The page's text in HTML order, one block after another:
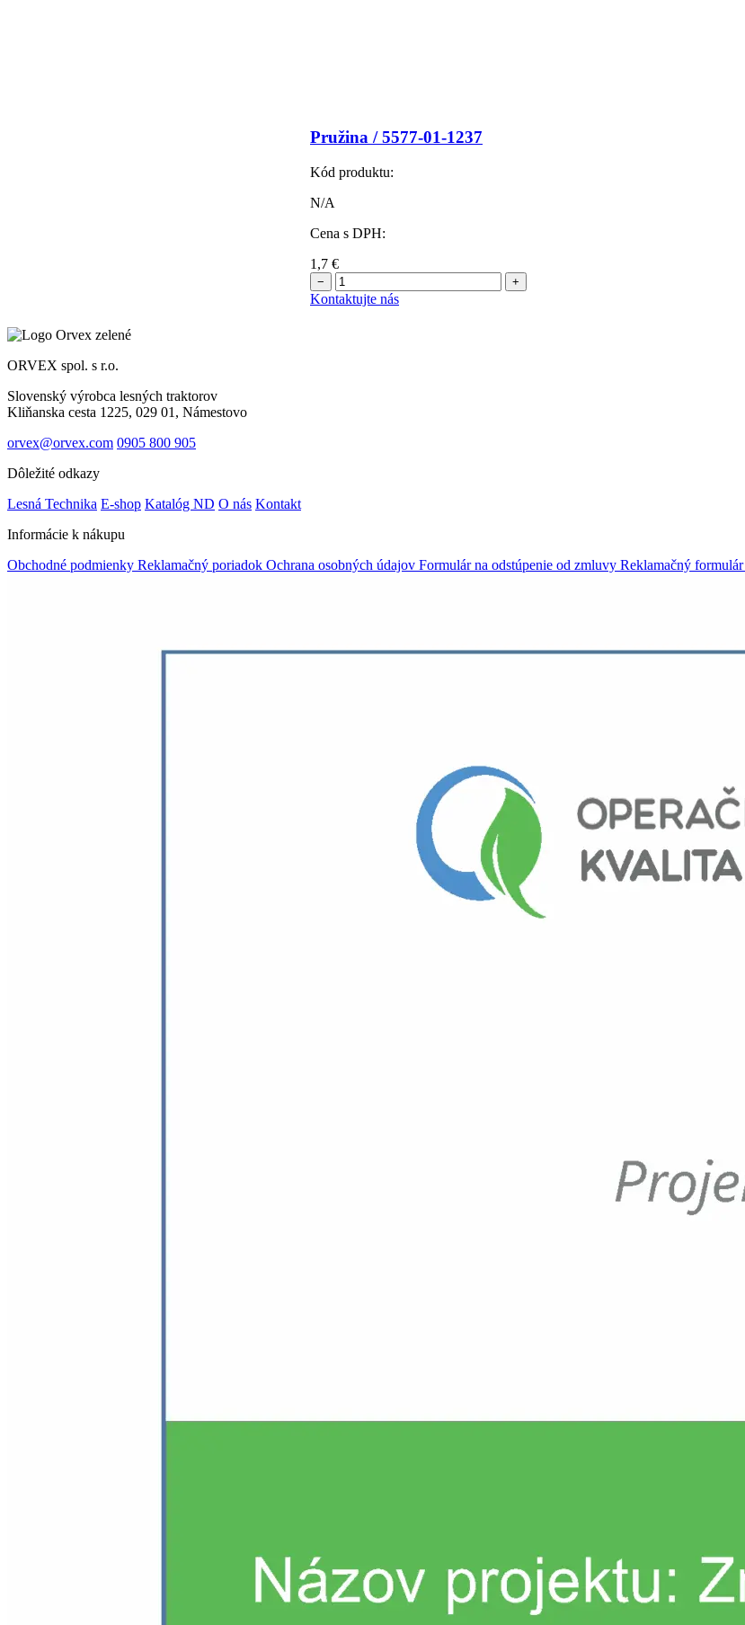
Pružina / 5577-01-1237
Kód produktu:
N/A
Cena s DPH:
1,7 €
− +
Kontaktujte nás
ORVEX spol. s r.o.
Slovenský výrobca lesných traktorov
Kliňanska cesta 1225, 029 01, Námestovo
orvex@orvex.com 0905 800 905
Dôležité odkazy
Lesná Technika E-shop Katalóg ND O nás Kontakt
Informácie k nákupu
Obchodné podmienky Reklamačný poriadok Ochrana osobných údajov Formulár na odstúpenie od zmluvy Reklamačný formulár